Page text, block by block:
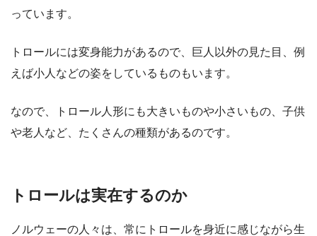
っています。
トロールには変身能力があるので、巨人以外の見た目、例
えば小人などの姿をしているものもいます。
なので、トロール人形にも大きいものや小さいもの、子供
や老人など、たくさんの種類があるのです。
トロールは実在するのか
ノルウェーの人々は、常にトロールを身近に感じながら生